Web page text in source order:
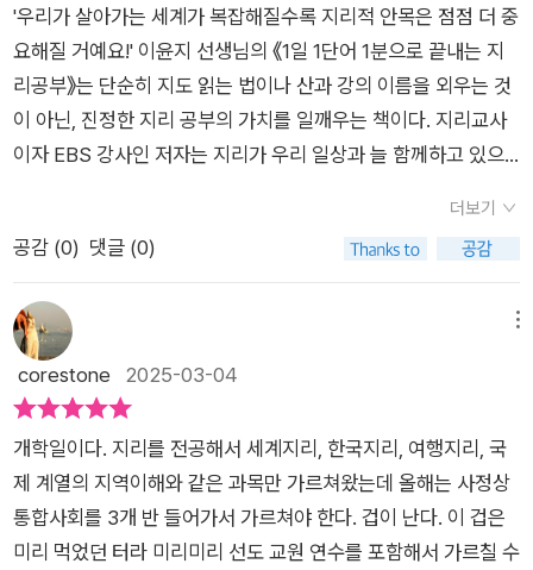
라고 생각한다.
화와 재해, 도시화 문제 등 현대 사회에서 중요한 이슈를 지리적
시각으로 풀어주어 더욱 흥미롭다.ㅡ각 장에 담긴 내용을 아래와
같이 짧게 정리해본다.1장/2장 : 지형과 지후와 관련된 주요 개념
을 통해 자연과 인간의 상호작용을 이해할 수 있게 했다.3장 : 세
계 각 문화 이해를 통해 세계 시민으로서의 안목을 기르는데 도움
이 될 용어를 선택하고 설명했다.4장/5장 : 인구와 도시와 관련
된 최신 이슈를 이해할 수 있도록 구성했다.6장 : 지리가 어떻게
동과 관련된 지리 용어를 선별했다.8장 : 재해와 관련된 지리 용
어를 통해 세계 곳곳에서 다양하게 나타나는 자연재해에 대해 알
아봤다.9장 : 최근 가장 주요한 인류 과제 중 하나인 환경 이슈 중
지리에서도 중요한 키워드를 선택해 함께 생각해 볼 수 있게 했
다.10장 : ‘지리의 언어‘인 지도에 관한 이야기를 소개했다.ㅡ이
책은 학생들을 위해 쓰였지만, 지리에 관심이 있다면 그 누구라도
재미있게 읽을 수 있는 친절한 지리 안내서다. 복잡한 이론이나
전문적인 용어를 지양하고, 누구나 쉽게 이해할 수 있도록 설명을
'우리가 살아가는 세계가 복잡해질수록 지리적 안목은 점점 더 중
요해질 거예요!' 이윤지 선생님의 《1일 1단어 1분으로 끝내는 지
리공부》는 단순히 지도 읽는 법이나 산과 강의 이름을 외우는 것
이 아닌, 진정한 지리 공부의 가치를 일깨우는 책이다. 지리교사
이자 EBS 강사인 저자는 지리가 우리 일상과 늘 함께하고 있으
정치, 경제, 재해, 환경, 지도의 10개 장으로 구성되어 있으며, 10
서 쉽게 접할 수 있는 사례들을 활용해 지리 개념을 친숙하게 풀
어낸 점이 돋보인다. '파타고니아, 노스페이스 같은 스포츠용품
브랜드 이름과 빙하 지형, 카타르 월드컵과 탄소중립, 맥도날드의
구체적인 예로 들며 지리 개념을 우리 삶 가까이로 끌어온다. 세
계를 바라보는 당신의 관점은 얼마나 넓은가? 지리는 단순히 지
형이나 기후를 이해하는 학문이 아니다. 그것은 인간이 살아가는
더보기
공감 (0) 댓글 (0)
corestone 2025-03-04
개학일이다. 지리를 전공해서 세계지리, 한국지리, 여행지리, 국
제 계열의 지역이해와 같은 과목만 가르쳐왔는데 올해는 사정상
통합사회를 3개 반 들어가서 가르쳐야 한다. 겁이 난다. 이 겁은
미리 먹었던 터라 미리미리 선도 교원 연수를 포함해서 가르칠 수